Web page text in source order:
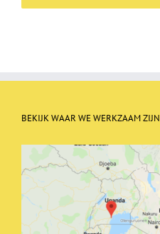
BEKIJK WAAR WE WERKZAAM ZIJN